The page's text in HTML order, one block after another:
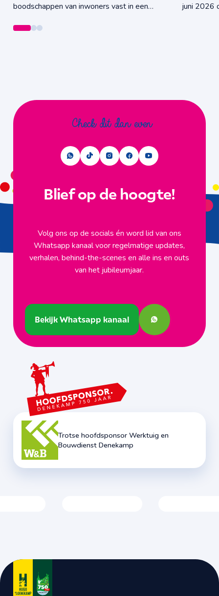
boodschappen van inwoners vast in een
juni 2026
Check dit dan even
Blief op de hoogte!
Volg ons op de socials én word lid van ons
Whatsapp kanaal voor regelmatige updates,
verhalen, behind-the-scenes en alle ins en outs
van het jubileumjaar.
Bekijk Whatsapp kanaal
Bekijk Whatsapp kanaal
Trotse hoofdsponsor Werktuig en
Bouwdienst Denekamp